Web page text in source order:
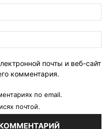
почты и веб-сайт
комментария.
по email.
почтой.